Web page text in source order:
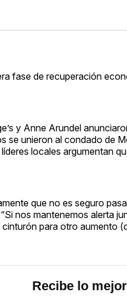
fase de recuperación
y Anne Arundel
se unieron al condado de
locales argumentan
que no es seguro
nos mantenemos alerta
para otro aumento
Recibe lo